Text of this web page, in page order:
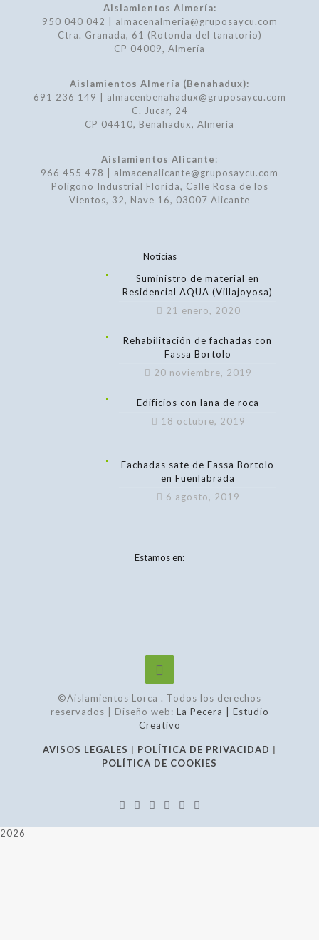
Aislamientos Almería:
950 040 042 | almacenalmeria@gruposaycu.com
Ctra. Granada, 61 (Rotonda del tanatorio)
CP 04009, Almería
Aislamientos Almería (Benahadux):
691 236 149 | almacenbenahadux@gruposaycu.com
C. Jucar, 24
CP 04410, Benahadux, Almería
Aislamientos Alicante:
966 455 478 | almacenalicante@gruposaycu.com
Polígono Industrial Florida, Calle Rosa de los
Vientos, 32, Nave 16, 03007 Alicante
Noticias
Suministro de material en
Residencial AQUA (Villajoyosa)
21 enero, 2020
Rehabilitación de fachadas con
Fassa Bortolo
20 noviembre, 2019
Edificios con lana de roca
18 octubre, 2019
Fachadas sate de Fassa Bortolo
en Fuenlabrada
6 agosto, 2019
Estamos en:
©Aislamientos Lorca . Todos los derechos
reservados | Diseño web: La Pecera | Estudio
Creativo
AVISOS LEGALES | POLÍTICA DE PRIVACIDAD |
POLÍTICA DE COOKIES
2026